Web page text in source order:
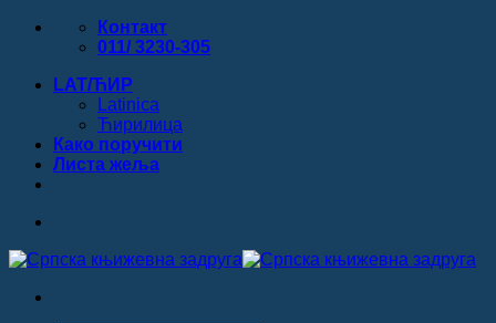
Прескочи
Контакт
011/ 3230-305
LAT/ЋИР
Latinica
Ћирилица
Како поручити
Листa жеља